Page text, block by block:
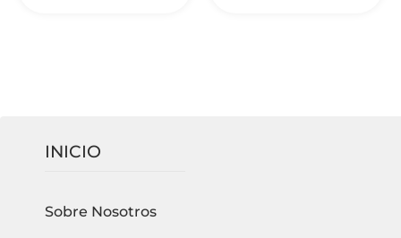
INICIO
Sobre Nosotros